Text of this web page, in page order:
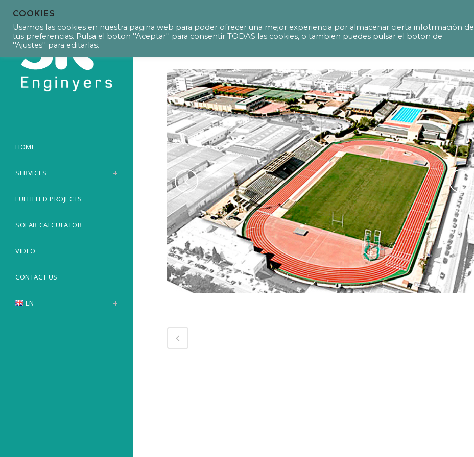
HOME
SERVICES
FULFILLED PROJECTS
SOLAR CALCULATOR
VIDEO
CONTACT US
EN
COOKIES
Usamos las cookies en nuestra pagina web para poder ofrecer una mejor experiencia por almacenar cierta infotrmación de
tus preferencias. Pulsa el boton ''Aceptar'' para consentir TODAS las cookies, o tambien puedes pulsar el boton de
''Ajustes'' para editarlas.